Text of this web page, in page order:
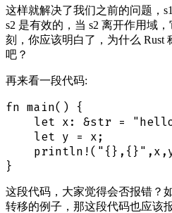
这样就解决了我们之前的问题，
s2 是有效的，当 s2 离开作用域
刻，你应该明白了，为什么 Rust
吧？
再来看一段代码:
fn main() {
let x: &str =
    let y = x;
这段代码，大家觉得会否报错？
转移的例子，那这段代码也应该